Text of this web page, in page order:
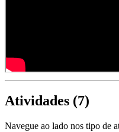
Atividades (7)
Navegue ao lado nos tipo de